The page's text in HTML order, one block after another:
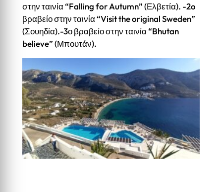
στην ταινία “Falling for Autumn” (Ελβετία). -2o
βραβείο στην ταινία “Visit the original Sweden”
(Σουηδία).-3ο βραβείο στην ταινία “Bhutan
believe” (Μπουτάν).